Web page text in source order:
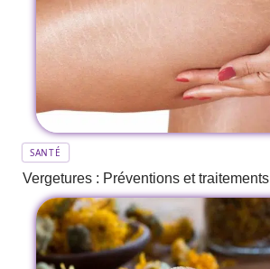
SANTÉ
Vergetures : Préventions et traitements